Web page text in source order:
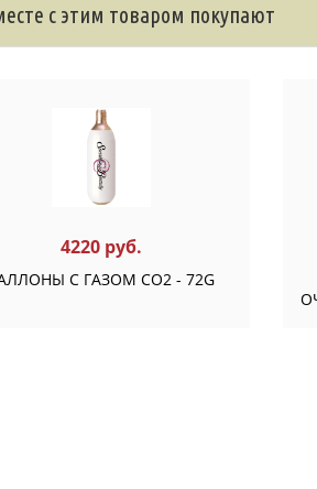
с этим товаром покупают
4220 руб.
С ГАЗОМ CO2 - 72G